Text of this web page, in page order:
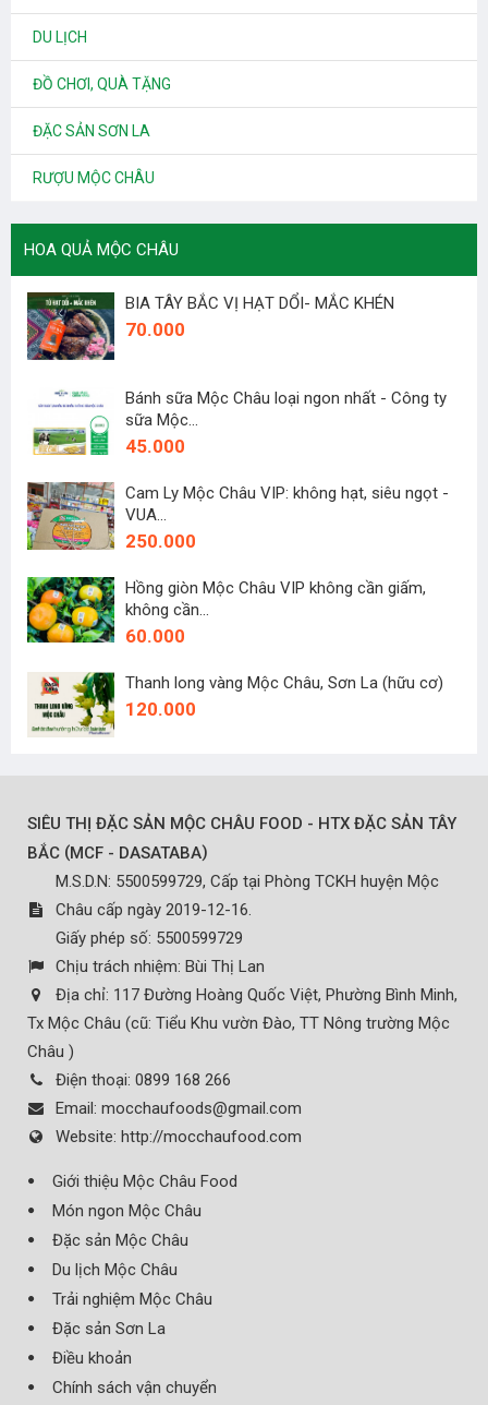
DU LỊCH
ĐỒ CHƠI, QUÀ TẶNG
ĐẶC SẢN SƠN LA
RƯỢU MỘC CHÂU
HOA QUẢ MỘC CHÂU
BIA TÂY BẮC VỊ HẠT DỔI- MẮC KHÉN
70.000
Bánh sữa Mộc Châu loại ngon nhất - Công ty
sữa Mộc...
45.000
Cam Ly Mộc Châu VIP: không hạt, siêu ngọt -
VUA...
250.000
Hồng giòn Mộc Châu VIP không cần giấm,
không cần...
60.000
Thanh long vàng Mộc Châu, Sơn La (hữu cơ)
120.000
SIÊU THỊ ĐẶC SẢN MỘC CHÂU FOOD - HTX ĐẶC SẢN TÂY
BẮC (MCF - DASATABA)
M.S.D.N: 5500599729, Cấp tại Phòng TCKH huyện Mộc
Châu cấp ngày 2019-12-16.
Giấy phép số: 5500599729
Chịu trách nhiệm: Bùi Thị Lan
Địa chỉ: 117 Đường Hoàng Quốc Việt, Phường Bình Minh,
Tx Mộc Châu (cũ: Tiểu Khu vườn Đào, TT Nông trường Mộc
Châu )
Điện thoại: 0899 168 266
Email: mocchaufoods@gmail.com
Website: http://mocchaufood.com
Giới thiệu Mộc Châu Food
Món ngon Mộc Châu
Đặc sản Mộc Châu
Du lịch Mộc Châu
Trải nghiệm Mộc Châu
Đặc sản Sơn La
Điều khoản
Chính sách vận chuyển